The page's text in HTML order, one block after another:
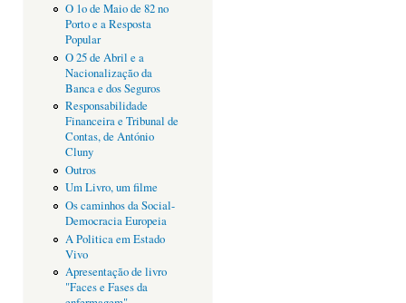
O 1o de Maio de 82 no
Porto e a Resposta
Popular
O 25 de Abril e a
Nacionalização da
Banca e dos Seguros
Responsabilidade
Financeira e Tribunal de
Contas, de António
Cluny
Outros
Um Livro, um filme
Os caminhos da Social-
Democracia Europeia
A Politica em Estado
Vivo
Apresentação de livro
"Faces e Fases da